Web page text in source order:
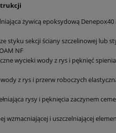
żywicą epoksydową
styku sekcji ściany szczelinowej lub
NF
wycieki wody z rys i pęknięć
z rys i przerw roboczych
rysy i pęknięcia zaczynem
wzmacniającej i uszczelniającej